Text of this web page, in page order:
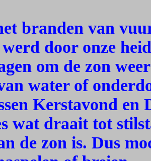
branden van
door onze
om de zon
water of
Kerstavond
wat draait tot
de zon is. Dus